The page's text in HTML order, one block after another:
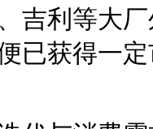
吉利等大
已获得一